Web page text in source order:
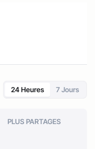
24 Heures 7 Jours
PLUS PARTAGES